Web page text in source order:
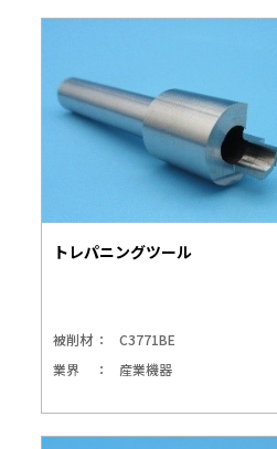
トレパニングツール
被削材
C3771BE
業界
産業機器